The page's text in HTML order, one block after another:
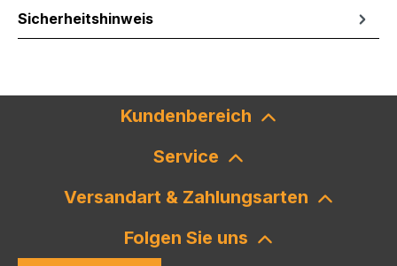
Sicherheitshinweis
Kundenbereich
Service
Versandart & Zahlungsarten
Folgen Sie uns